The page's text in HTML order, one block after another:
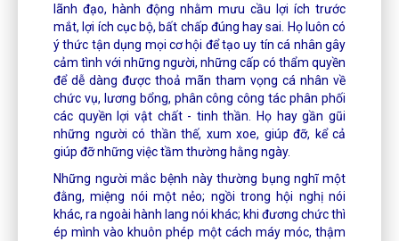
lãnh đạo, hành động nhằm mưu cầu lợi ích trước
mắt, lợi ích cục bộ, bất chấp đúng hay sai. Họ luôn có
ý thức tận dụng mọi cơ hội để tạo uy tín cá nhân gây
cảm tình với những người, những cấp có thẩm quyền
để dễ dàng được thoả mãn tham vọng cá nhân về
chức vụ, lương bổng, phân công công tác phân phối
các quyền lợi vật chất - tinh thần. Họ hay gần gũi
những người có thần thế, xum xoe, giúp đỡ, kể cả
giúp đỡ những việc tầm thường hằng ngày.
Những người mắc bệnh này thường bụng nghĩ một
đằng, miệng nói một nẻo; ngồi trong hội nghị nói
khác, ra ngoài hành lang nói khác; khi đương chức thì
ép mình vào khuôn phép một cách máy móc, thậm